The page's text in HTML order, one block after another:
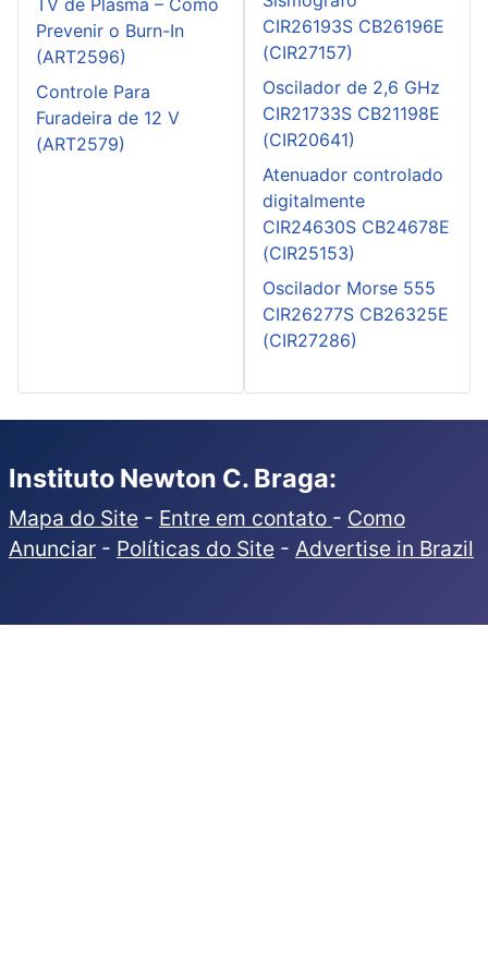
Prevenir o Burn-In
(ART2596)
Controle Para
Furadeira de 12 V
(ART2579)
CIR26193S CB26196E
(CIR27157)
Oscilador de 2,6 GHz
CIR21733S CB21198E
(CIR20641)
Atenuador controlado
digitalmente
CIR24630S CB24678E
(CIR25153)
Oscilador Morse 555
CIR26277S CB26325E
(CIR27286)
Instituto Newton C. Braga:
Mapa do Site - Entre em contato - Como
Anunciar - Políticas do Site - Advertise in Brazil